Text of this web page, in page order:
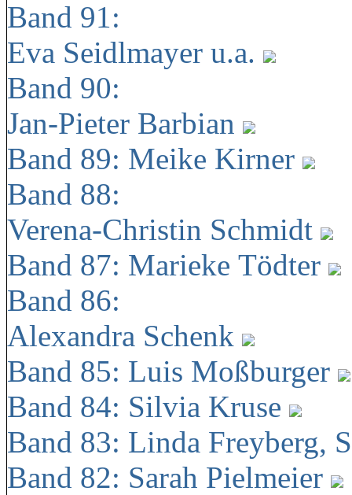
Band 91:
Eva Seidlmayer u.a.
Band 90:
Jan-Pieter Barbian
Band 89: Meike Kirner
Band 88:
Verena-Christin Schmidt
Band 87: Marieke Tödter
Band 86:
Alexandra Schenk
Band 85: Luis Moßburger
Band 84: Silvia Kruse
Band 83: Linda Freyberg,
Band 82: Sarah Pielmeier